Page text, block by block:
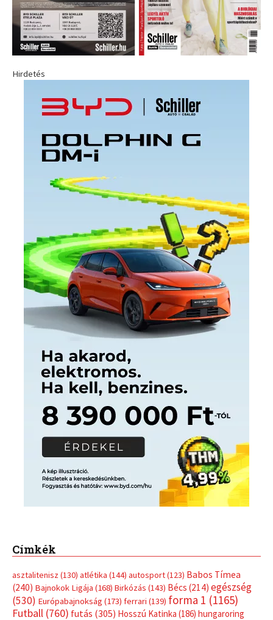
Hirdetés
Címkék
asztalitenisz (130) atlétika (144) autosport(123) Babos Tímea
(240) Bajnokok Ligája (168) Birkózás (143) Bécs (214) egészség
(530) Európabajnokság (173) ferrari (139) forma 1 (1165)
Futball (760) futás (305) Hosszú Katinka (186) hungaroring